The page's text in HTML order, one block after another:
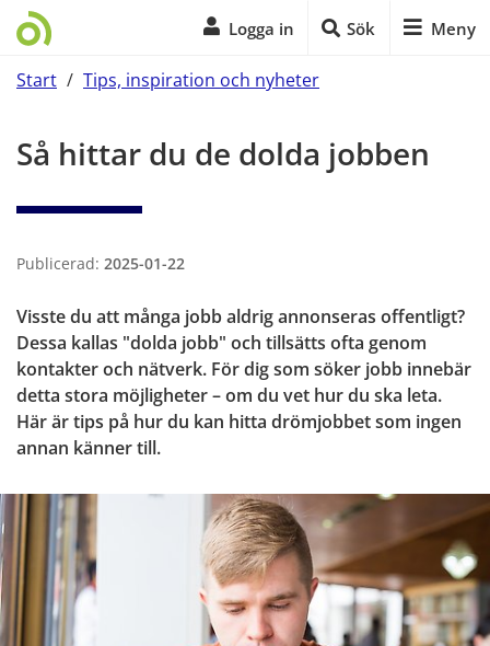
Logga in Sök Meny
Start / Tips, inspiration och nyheter
Så hittar du de dolda jobben
Publicerad: 2025-01-22
Visste du att många jobb aldrig annonseras offentligt?
Dessa kallas "dolda jobb" och tillsätts ofta genom
kontakter och nätverk. För dig som söker jobb innebär
detta stora möjligheter – om du vet hur du ska leta.
Här är tips på hur du kan hitta drömjobbet som ingen
annan känner till.